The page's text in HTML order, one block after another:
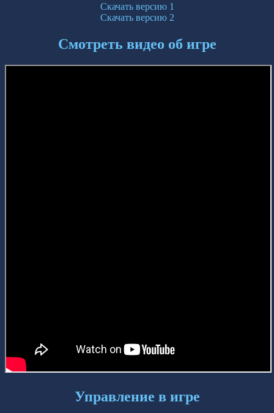
Скачать версию 1
Скачать версию 2
Смотреть видео об игре
Управление в игре